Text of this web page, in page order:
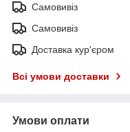
Самовивіз
Самовивіз
Доставка кур'єром
Всі умови доставки
Умови оплати